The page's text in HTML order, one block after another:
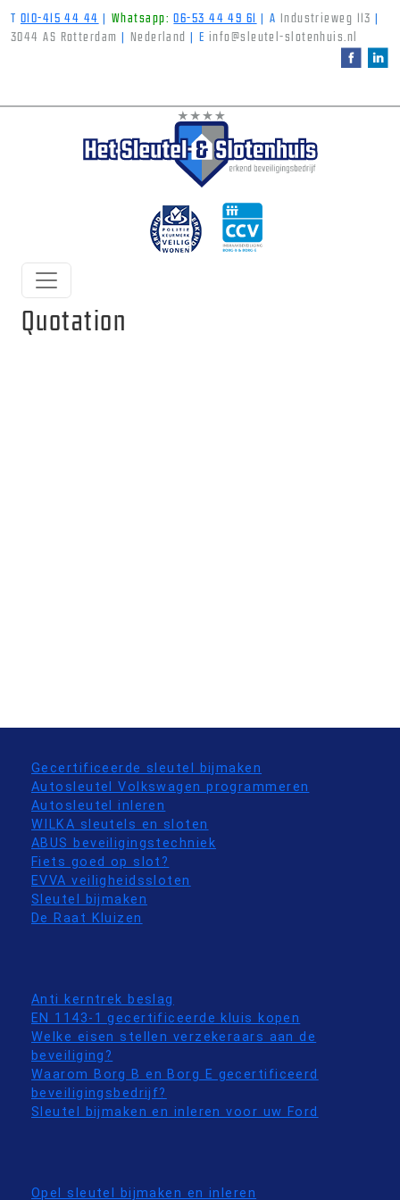
010-415 44 44 Whatsapp: 06-53 44 49 61 A Industrieweg 113
3044 AS Rotterdam
Nederland E info@sleutel-slotenhuis.nl
Quotation
Gecertificeerde sleutel bijmaken
Autosleutel Volkswagen programmeren
Autosleutel inleren
WILKA sleutels en sloten
ABUS beveiligingstechniek
Fiets goed op slot?
EVVA veiligheidssloten
Sleutel bijmaken
De Raat Kluizen
Anti kerntrek beslag
EN 1143-1 gecertificeerde kluis kopen
Welke eisen stellen verzekeraars aan de
beveiliging?
Waarom Borg B en Borg E gecertificeerd
beveiligingsbedrijf?
Sleutel bijmaken en inleren voor uw Ford
Opel sleutel bijmaken en inleren